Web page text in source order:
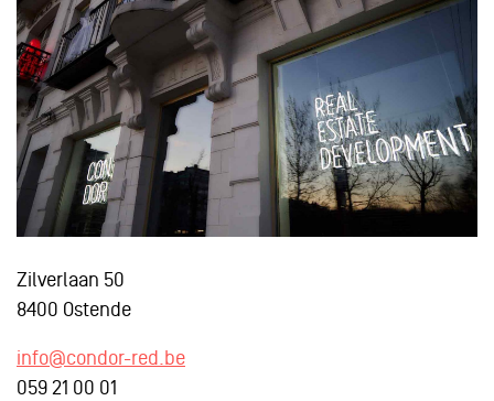
Zilverlaan 50
8400 Ostende
info@condor-red.be
059 21 00 01